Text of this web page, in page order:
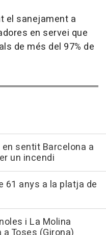
el sanejament a
en servei que
de més del 97% de
sentit Barcelona a
un incendi
61 anys a la platja de
i La Molina